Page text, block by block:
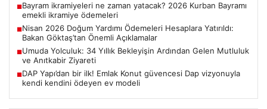
■Bayram ikramiyeleri ne zaman yatacak? 2026 Kurban Bayramı
emekli ikramiye ödemeleri
■Nisan 2026 Doğum Yardımı Ödemeleri Hesaplara Yatırıldı:
Bakan Göktaş’tan Önemli Açıklamalar
■Umuda Yolculuk: 34 Yıllık Bekleyişin Ardından Gelen Mutluluk
ve Anıtkabir Ziyareti
■DAP Yapı’dan bir ilk! Emlak Konut güvencesi Dap vizyonuyla
kendi kendini ödeyen ev modeli